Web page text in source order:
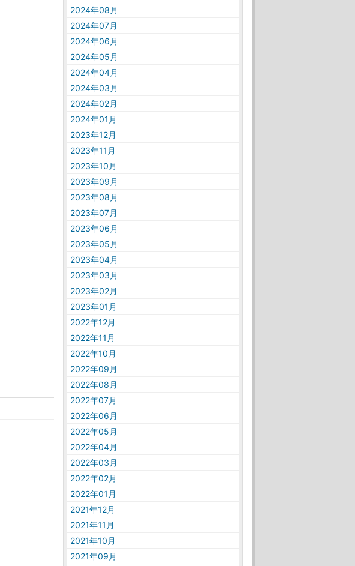
2024年08月
2024年07月
2024年06月
2024年05月
2024年04月
2024年03月
2024年02月
2024年01月
2023年12月
2023年11月
2023年10月
2023年09月
2023年08月
2023年07月
2023年06月
2023年05月
2023年04月
2023年03月
2023年02月
2023年01月
2022年12月
2022年11月
2022年10月
2022年09月
2022年08月
2022年07月
2022年06月
2022年05月
2022年04月
2022年03月
2022年02月
2022年01月
2021年12月
2021年11月
2021年10月
2021年09月